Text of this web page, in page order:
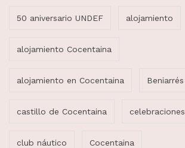
50 aniversario UNDEF alojamiento
alojamiento Cocentaina
alojamiento en Cocentaina Beniarrés
castillo de Cocentaina celebraciones
club náutico Cocentaina